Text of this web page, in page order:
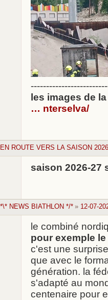
les images de
… nterselva/
EN ROUTE VERS LA SAISON
saison 2026-27
*\* NEWS BIATHLON */* » 12-07-
le combiné
pour exemple
c'est une
que avec le
génération. la
s'adapté au
centenaire pour